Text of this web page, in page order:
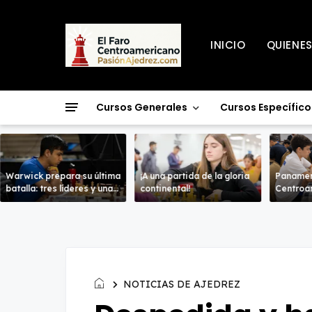
INICIO
Cursos Generales Cursos
Warwick prepara su última
batalla: tres líderes y una
corona británica en juego.
¡A una partida de la gloria
continental!
NOTICIAS DE AJEDREZ